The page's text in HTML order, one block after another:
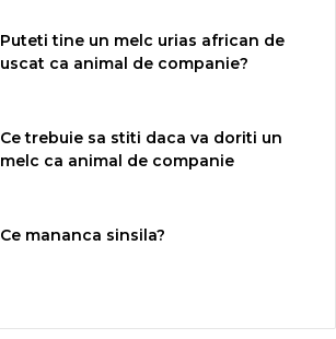
Puteti tine un melc urias african de
uscat ca animal de companie?
Ce trebuie sa stiti daca va doriti un
melc ca animal de companie
Ce mananca sinsila?